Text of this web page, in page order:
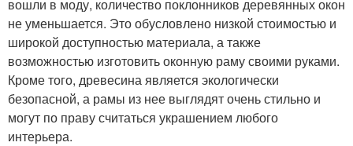
вошли в моду, количество поклонников деревянных окон
не уменьшается. Это обусловлено низкой стоимостью и
широкой доступностью материала, а также
возможностью изготовить оконную раму своими руками.
Кроме того, древесина является экологически
безопасной, а рамы из нее выглядят очень стильно и
могут по праву считаться украшением любого
интерьера.